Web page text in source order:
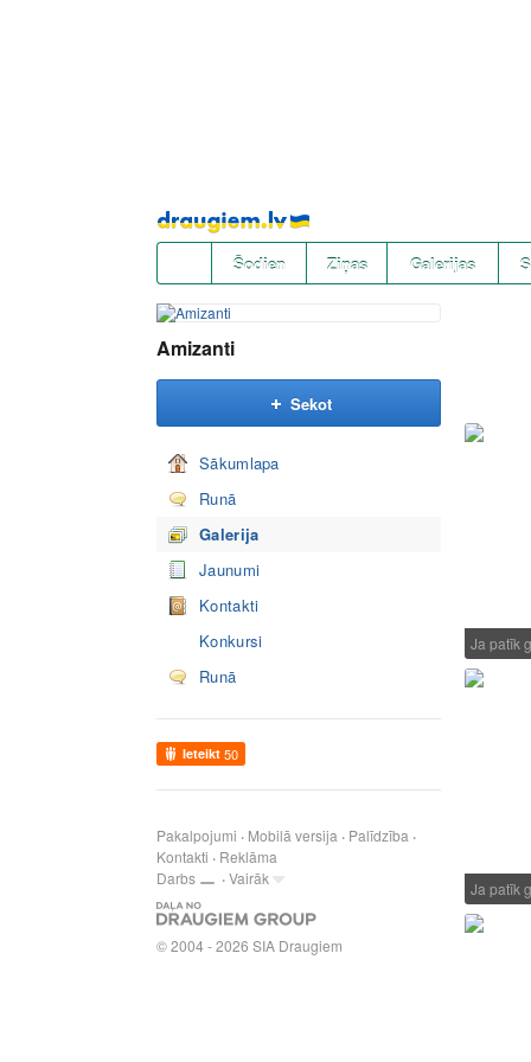
Pāriet
uz
saturu
Šodien Ziņas Galerijas
Amizanti
Sekot
Sākumlapa
Runā
Galerija
Jaunumi
Kontakti
Konkursi
Runā
Ieteikt 50
Pakalpojumi Mobilā versija
Palīdzība
Kontakti
Reklāma
Darbs
Vairāk
© 2004 - 2026 SIA Draugiem
Ja patīk
Ja patīk